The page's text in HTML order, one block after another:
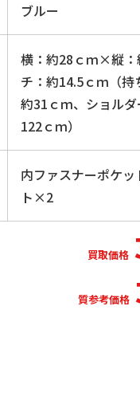
ブルー
横：約28ｃｍ×縦
チ：約14.5ｃｍ（持
約31ｃｍ、ショル
122ｃｍ）
内ファスナーポケ
ト×2
買取価格
質参考価格